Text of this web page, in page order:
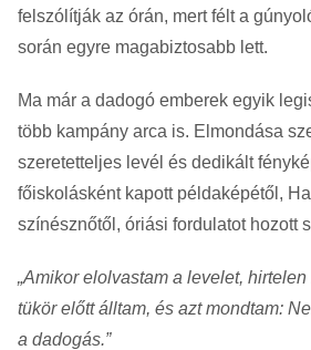
felszólítják az órán, mert félt a
során egyre magabiztosabb lett.
Ma már a dadogó emberek egyik
több kampány arca is. Elmondása
szeretetteljes levél és dedikált
főiskolásként kapott példaképétől,
színésznőtől, óriási fordulatot hozott
„Amikor elolvastam a levelet,
tükör előtt álltam, és azt mondtam:
a dadogás.”